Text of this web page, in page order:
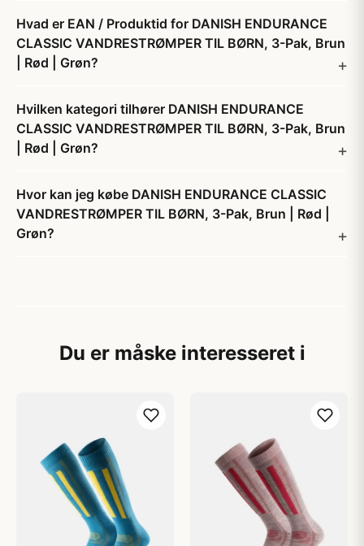
Hvad er EAN / Produktid for DANISH ENDURANCE
CLASSIC VANDRESTRØMPER TIL BØRN, 3-Pak, Brun
| Rød | Grøn?
Hvilken kategori tilhører DANISH ENDURANCE
CLASSIC VANDRESTRØMPER TIL BØRN, 3-Pak, Brun
| Rød | Grøn?
Hvor kan jeg købe DANISH ENDURANCE CLASSIC
VANDRESTRØMPER TIL BØRN, 3-Pak, Brun | Rød |
Grøn?
Du er måske interesseret i